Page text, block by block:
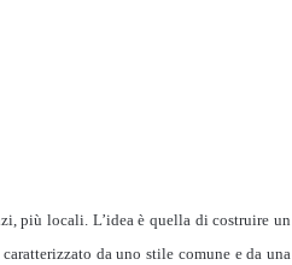
più locali. L’idea è quella di costruire un
da uno stile comune e da una